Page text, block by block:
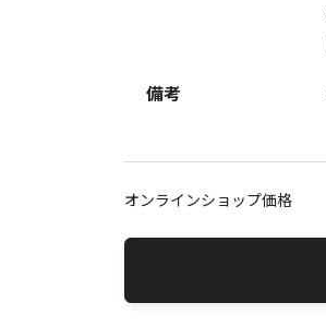
備考
オンラインショップ価格